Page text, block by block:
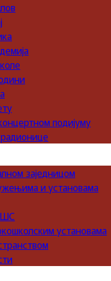
подијуму
заједницом
и установама
установама